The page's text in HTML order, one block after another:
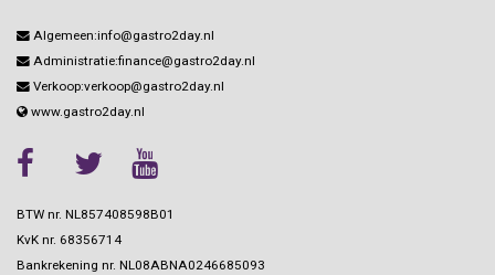
Algemeen:info@gastro2day.nl
Administratie:finance@gastro2day.nl
Verkoop:verkoop@gastro2day.nl
www.gastro2day.nl
BTW nr. NL857408598B01
KvK nr. 68356714
Bankrekening nr. NL08ABNA0246685093